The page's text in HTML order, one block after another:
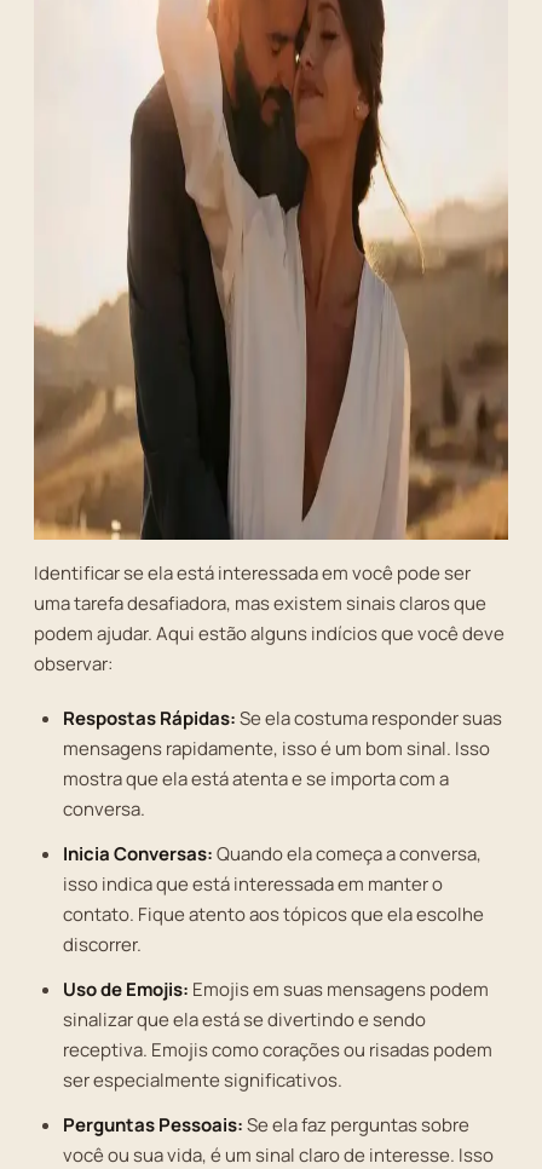
Identificar se ela está interessada em você pode ser
uma tarefa desafiadora, mas existem sinais claros que
podem ajudar. Aqui estão alguns indícios que você deve
observar:
Respostas Rápidas:Se ela costuma responder suas
mensagens rapidamente, isso é um bom sinal. Isso
mostra que ela está atenta e se importa com a
conversa.
Inicia Conversas:Quando ela começa a conversa,
isso indica que está interessada em manter o
contato. Fique atento aos tópicos que ela escolhe
discorrer.
Uso de Emojis: Emojis em suas mensagens podem
sinalizar que ela está se divertindo e sendo
receptiva. Emojis como corações ou risadas podem
ser especialmente significativos.
Perguntas Pessoais:Se ela faz perguntas sobre
você ou sua vida, é um sinal claro de interesse. Isso